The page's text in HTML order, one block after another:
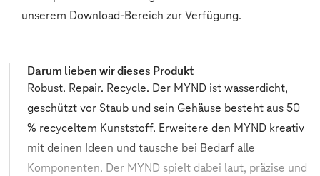
unserem Download-Bereich zur Verfügung.
Darum lieben wir dieses Produkt
Robust. Repair. Recycle. Der MYND ist wasserdicht,
geschützt vor Staub und sein Gehäuse besteht aus 50
% recyceltem Kunststoff. Erweitere den MYND kreativ
mit deinen Ideen und tausche bei Bedarf alle
Komponenten. Der MYND spielt dabei laut, präzise und